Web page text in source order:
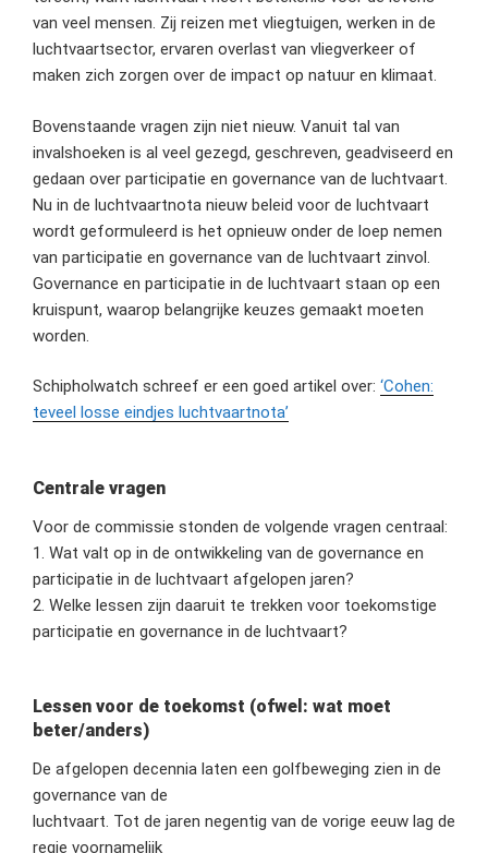
van veel mensen. Zij reizen met vliegtuigen, werken in de
luchtvaartsector, ervaren overlast van vliegverkeer of
maken zich zorgen over de impact op natuur en klimaat.
Bovenstaande vragen zijn niet nieuw. Vanuit tal van
invalshoeken is al veel gezegd, geschreven, geadviseerd en
gedaan over participatie en governance van de luchtvaart.
Nu in de luchtvaartnota nieuw beleid voor de luchtvaart
wordt geformuleerd is het opnieuw onder de loep nemen
van participatie en governance van de luchtvaart zinvol.
Governance en participatie in de luchtvaart staan op een
kruispunt, waarop belangrijke keuzes gemaakt moeten
worden.
Schipholwatch schreef er een goed artikel over: ‘Cohen:
teveel losse eindjes luchtvaartnota’
Centrale vragen
Voor de commissie stonden de volgende vragen centraal:
1. Wat valt op in de ontwikkeling van de governance en
participatie in de luchtvaart afgelopen jaren?
2. Welke lessen zijn daaruit te trekken voor toekomstige
participatie en governance in de luchtvaart?
Lessen voor de toekomst (ofwel: wat moet
beter/anders)
De afgelopen decennia laten een golfbeweging zien in de
governance van de
luchtvaart. Tot de jaren negentig van de vorige eeuw lag de
regie voornamelijk